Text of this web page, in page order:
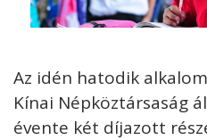
Az idén hatodik
Kínai Népköztársaság
évente két díjazott